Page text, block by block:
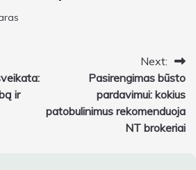
ir
Next:
Pasirengimas būsto
pardavimui: kokius
patobulinimus rekomenduoja
NT brokeriai